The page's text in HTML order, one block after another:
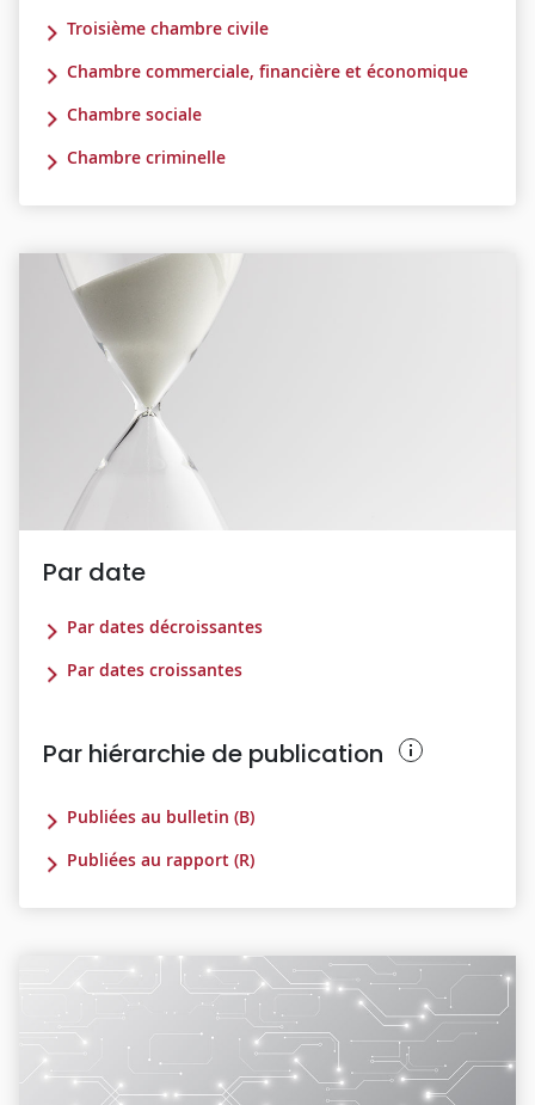
Troisième chambre civile
Chambre commerciale, financière et économique
Chambre sociale
Chambre criminelle
Par date
Par dates décroissantes
Par dates croissantes
Par hiérarchie de publication
Publiées au bulletin (B)
Publiées au rapport (R)